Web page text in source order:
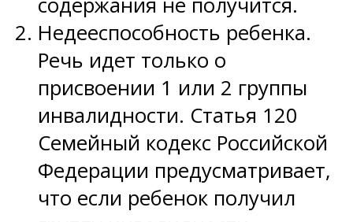
Недееспособность ребенка.
Речь идет только о
присвоении 1 или 2 группы
инвалидности. Статья 120
Семейный кодекс Российской
Федерации предусматривает,
что если ребенок получил